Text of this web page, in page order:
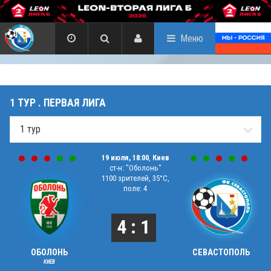
Меню
1 ТУР . ПЕРВАЯ ЛИГА
ОБОЛОНЬ
КИЕВ
19 июля, 18:00, Киев
ст-н: "Оболонь"
1100 зрителей, 35°C,
поле: 4
4 : 1
СЕВАСТОПОЛЬ